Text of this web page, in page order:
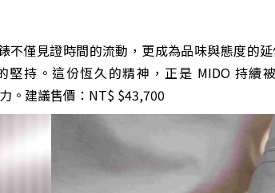
僅見證時間的流動，更成為品味與態度的
持。這份恆久的精神，正是 MIDO 持續
。建議售價：NT$ $43,700